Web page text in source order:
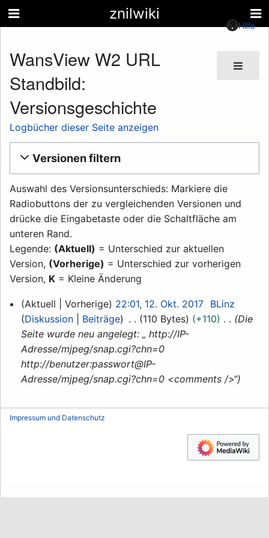
znilwiki
Hilfe
WansView W2 URL
Standbild:
Versionsgeschichte
Logbücher dieser Seite anzeigen
Versionen filtern
Auswahl des Versionsunterschieds: Markiere die
Radiobuttons der zu vergleichenden Versionen und
drücke die Eingabetaste oder die Schaltfläche am
unteren Rand.
Legende: (Aktuell) = Unterschied zur aktuellen
Version, (Vorherige) = Unterschied zur vorherigen
Version, K = Kleine Änderung
12.
Oktober
2017
Aktuell Vorherige 22:01, 12. Okt. 2017
BLinz
Diskussion
Beiträge 110 Bytes +110
Die
Seite wurde neu angelegt: „ http://IP-
Adresse/mjpeg/snap.cgi?chn=0
http://benutzer:passwort@IP-
Adresse/mjpeg/snap.cgi?chn=0 <comments />“
Impressum und Datenschutz